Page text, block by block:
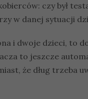
czy był
w danej sytuacji
i dwoje dzieci, to
to jeszcze
że dług trzeba